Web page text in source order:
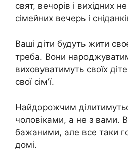
свят, вечорів і вихідних
сімейних вечерь і
Ваші діти будуть жити
треба. Вони
виховуватимуть своїх
свої сімʼї.
Найдорожчим
чоловіками, а не з вами.
бажаними, але все таки
домі.